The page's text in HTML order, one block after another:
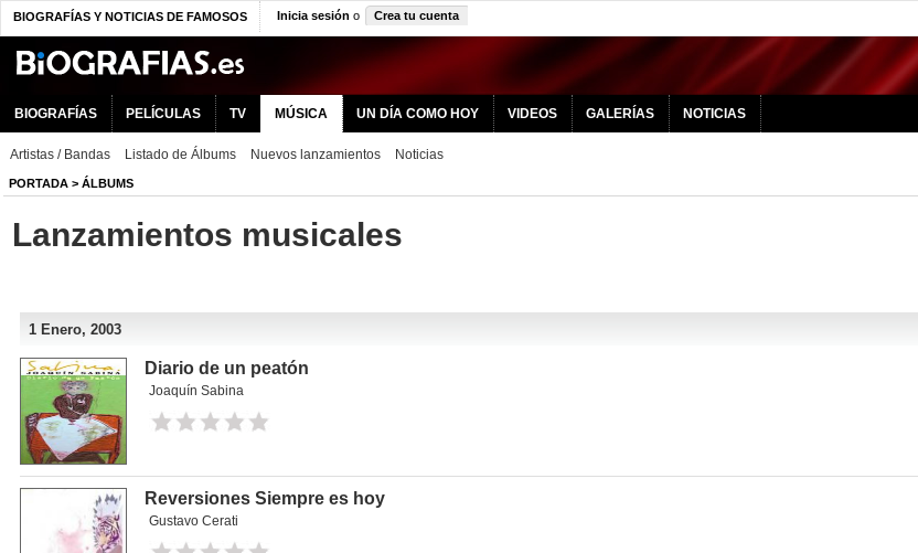
BIOGRAFÍAS Y NOTICIAS DE FAMOSOS Inicia sesión o Crea tu cuenta
BIOGRAFÍAS PELÍCULAS TV MÚSICA UN DÍA COMO HOY VIDEOS GALERÍAS NOTICIAS
Artistas / Bandas Listado de Álbums Nuevos lanzamientos Noticias
PORTADA > ÁLBUMS
Lanzamientos musicales
1 Enero, 2003
Diario de un peatón
Joaquín Sabina
Reversiones Siempre es hoy
Gustavo Cerati